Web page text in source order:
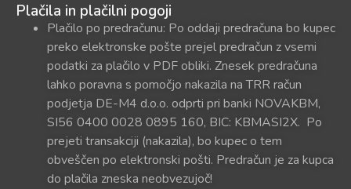
Plačila in plačilni pogoji
Plačilo po predračunu: Po oddaji predračuna bo kupec
preko elektronske pošte prejel predračun z vsemi
podatki za plačilo v PDF obliki. Znesek predračuna
lahko poravna s pomočjo nakazila na TRR račun
podjetja DE-M4 d.o.o. odprti pri banki NOVAKBM,
SI56 0400 0028 0895 160, BIC: KBMASI2X. Po
prejeti transakciji (nakazila), bo kupec o tem
obveščen po elektronski pošti. Predračun je za kupca
do plačila zneska neobvezujoč!